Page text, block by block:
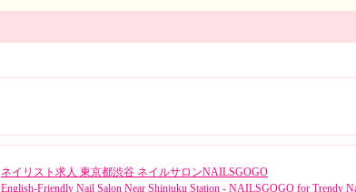
ネイリスト求人 東京都渋谷 ネイルサロンNAILSGOGO
English-Friendly Nail Salon Near Shinjuku Station - NAILSGOGO for Trendy